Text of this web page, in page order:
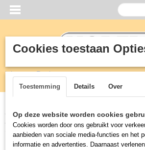
Inloggen Registreren
Home >Vetafscheiders>Greaseguardian>
Handle 3/4 INCH
Cookies toestaan
Toestemming Details Over
Op deze website worden cookies
Cookies worden door ons gebruikt voor
aanbieden van sociale media-functies en het
informatie en advertenties. Daarnaast